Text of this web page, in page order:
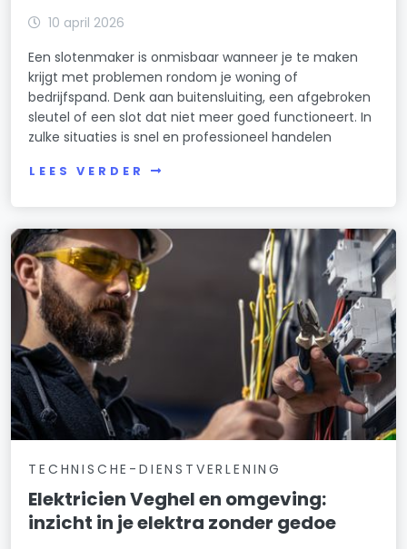
10 april 2026
Een slotenmaker is onmisbaar wanneer je te maken
krijgt met problemen rondom je woning of
bedrijfspand. Denk aan buitensluiting, een afgebroken
sleutel of een slot dat niet meer goed functioneert. In
zulke situaties is snel en professioneel handelen
LEES VERDER
TECHNISCHE-DIENSTVERLENING
Elektricien Veghel en omgeving:
inzicht in je elektra zonder gedoe